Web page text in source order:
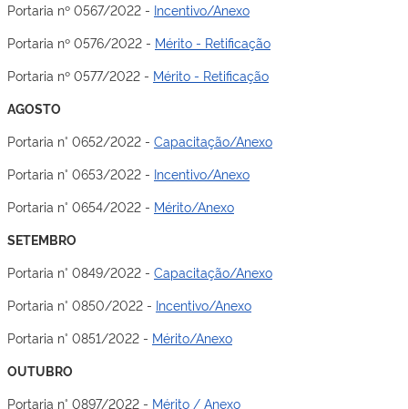
Portaria nº 0567/2022 - Incentivo/Anexo
Portaria nº 0576/2022 - Mérito - Retificação
Portaria nº 0577/2022 - Mérito - Retificação
AGOSTO
Portaria n° 0652/2022 - Capacitação/Anexo
Portaria n° 0653/2022 - Incentivo/Anexo
Portaria n° 0654/2022 - Mérito/Anexo
SETEMBRO
Portaria n° 0849/2022 - Capacitação/Anexo
Portaria n° 0850/2022 - Incentivo/Anexo
Portaria n° 0851/2022 - Mérito/Anexo
OUTUBRO
Portaria n° 0897/2022 - Mérito / Anexo